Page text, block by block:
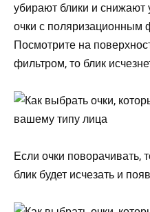
убирают блики и снижают
очки с поляризационным
Посмотрите на
фильтром, то блик
Если очки поворачивать,
блик будет исчезать и